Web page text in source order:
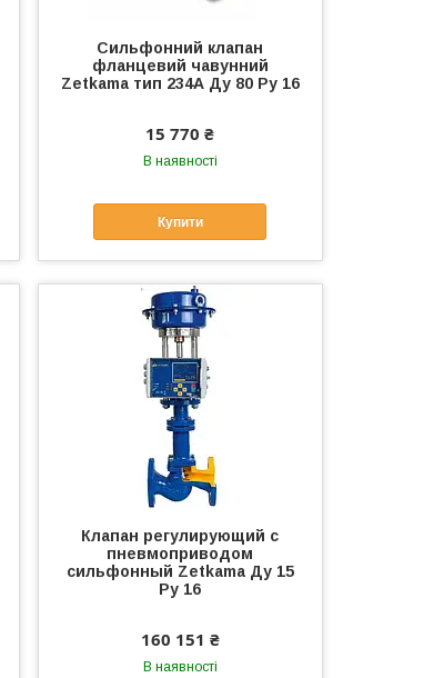
Сильфонний клапан
фланцевий чавунний
Zetkama тип 234А Ду 80 Ру 16
15 770 ₴
В наявності
Купити
Клапан регулирующий с
пневмоприводом
сильфонный Zetkama Ду 15
Ру 16
160 151 ₴
В наявності